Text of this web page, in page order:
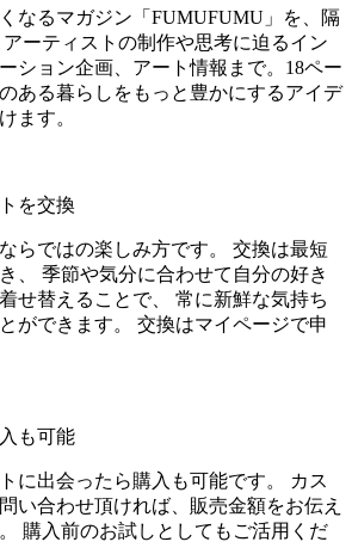
なるマガジン「FUMUFUMU」を、隔
ーティストの制作や思考に迫るイン
ション企画、アート情報まで。18ペー
ある暮らしをもっと豊かにするアイデ
ます。
を交換
らではの楽しみ方です。 交換は最短
、 季節や気分に合わせて自分の好き
せ替えることで、 常に新鮮な気持ち
ができます。 交換はマイページで申
も可能
に出会ったら購入も可能です。 カス
い合わせ頂ければ、販売金額をお伝え
購入前のお試しとしてもご活用くだ